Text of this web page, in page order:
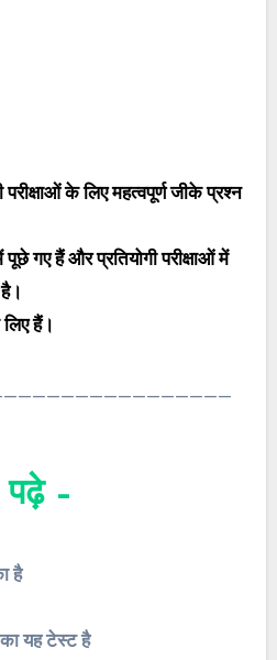
के लिए महत्वपूर्ण जीके प्रश्न
पूछे गए हैं और प्रतियोगी परीक्षाओं में
हैं।
पढ़े –
है
यह टेस्ट है